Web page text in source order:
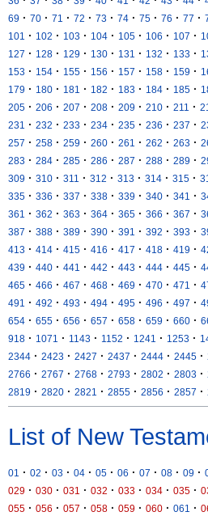
69 · 70 · 71 · 72 · 73 · 74 · 75 · 76 · 77 ·
101
· 102 · 103 · 104 · 105 · 106 · 107 ·
127 · 128 · 129 · 130 · 131 · 132 · 133 ·
153 · 154 · 155 · 156 · 157 · 158 · 159 ·
179 · 180 · 181 · 182 · 183 · 184 · 185 ·
205 · 206 · 207 · 208 · 209 · 210 · 211 ·
231
· 232 · 233 · 234 · 235 · 236 · 237 ·
257 · 258 · 259 · 260 · 261 · 262 · 263 ·
283 · 284 · 285 · 286 · 287 · 288 · 289 ·
309 · 310 · 311 · 312 · 313 · 314 · 315 ·
335 · 336 · 337 · 338 · 339 · 340 · 341 ·
361
· 362 · 363 · 364 · 365 · 366 · 367 ·
387 · 388 · 389 · 390 · 391 · 392 · 393 ·
413 · 414 · 415 · 416 · 417 · 418 · 419 ·
439 · 440 · 441 · 442 · 443 · 444 · 445 ·
465 · 466 · 467 · 468 · 469 · 470 · 471 ·
491
· 492 · 493 · 494 · 495 · 496 · 497 ·
654 · 655 · 656 · 657 · 658 · 659 · 660 ·
918 · 1071 · 1143 · 1152 · 1241 · 1253 ·
2344 · 2423 · 2427 · 2437 · 2444 · 2445 ·
2766 · 2767 · 2768 · 2793 · 2802 · 2803 ·
2819 · 2820 · 2821 · 2855 · 2856 · 2857 ·
List of New
01 · 02 · 03 · 04 · 05 · 06 · 07 · 08 · 09 ·
029 · 030 · 031 · 032 · 033 · 034 · 035 ·
055 · 056 · 057 · 058 · 059 · 060 · 061 ·